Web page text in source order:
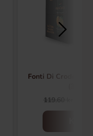
Fonti Di Crodo
119.60 kr